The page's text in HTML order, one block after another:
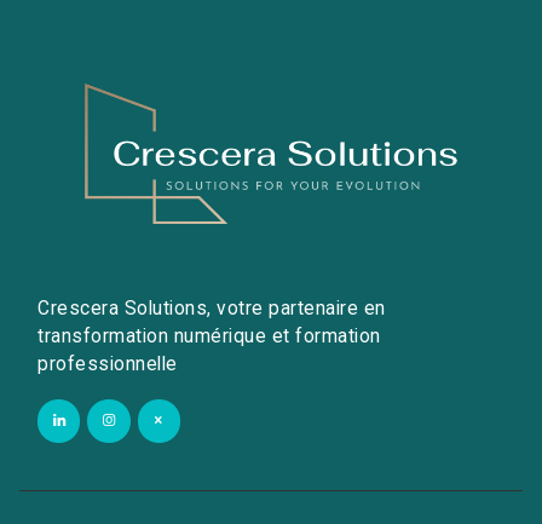
Crescera Solutions, votre partenaire en
transformation numérique et formation
professionnelle